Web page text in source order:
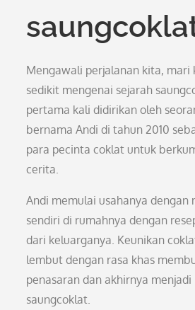
Mengawali perjalanan kita, mari
sedikit mengenai sejarah
pertama kali didirikan oleh
bernama Andi di tahun 2010
para pecinta coklat untuk
cerita.
Andi memulai usahanya
sendiri di rumahnya dengan
dari keluarganya. Keunikan
lembut dengan rasa khas
penasaran dan akhirnya
saungcoklat.